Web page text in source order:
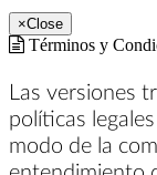
×Close
Términos y
Las versiones
políticas
modo de la